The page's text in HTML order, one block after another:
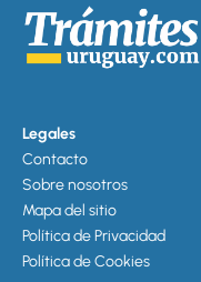
Legales
Contacto
Sobre nosotros
Mapa del sitio
Política de Privacidad
Política de Cookies